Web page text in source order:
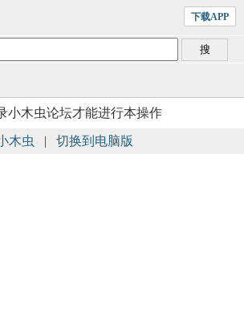
下载APP
小木虫论坛才能进行本操作
木虫 | 切换到电脑版